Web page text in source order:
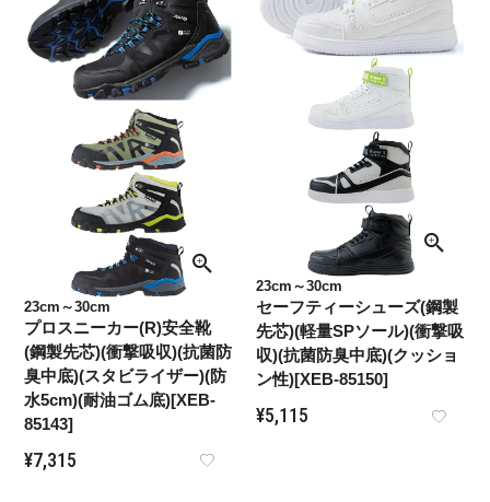
23cm～30cm
プロスニーカー(R)安全靴
(鋼製先芯)(衝撃吸収)(抗菌防
臭中底)(スタビライザー)(防
水5cm)(耐油ゴム底)[XEB-
85143]
¥7,315
23cm～30cm
セーフティーシューズ(鋼製
先芯)(軽量SPソール)(衝撃吸
収)(抗菌防臭中底)(クッショ
ン性)[XEB-85150]
¥5,115